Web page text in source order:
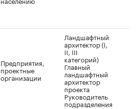
Предприятия,
проектные
организации
Ландшафтный
архитектор (I,
II, III
категорий)
Главный
ландшафтный
архитектор
проекта
Руководитель
подразделения